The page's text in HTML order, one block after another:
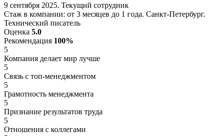
9 сентября 2025. Текущий сотрудник
Стаж в компании: от 3 месяцев до 1 года. Санкт-Петербург.
Технический писатель
Оценка 5.0
Рекомендация 100%
5
Компания делает мир лучше
5
Связь с топ-менеджментом
5
Грамотность менеджмента
5
Признание результатов труда
5
Отношения с коллегами